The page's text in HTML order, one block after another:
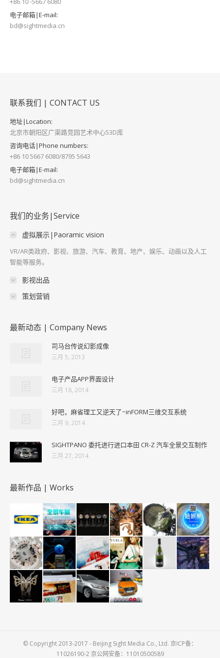
电子邮箱|E-mail:
bd@sightmedia.cn
联系我们 | CONTACT US
地址|Location:
北京市朝阳区广渠路竞园艺术中心53D库
咨询电话|Phone numbers:
+86 10 5667 6080/8795 5643
电子邮箱|E-mail:
bd@sightmedia.cn
我们的业务|Service
虚拟展示|Paoramic vision
VR/AR类政府、影视、旅游、汽车、教育、地产、娱乐、动画以及人工
智能等服务。
影视出品
策划营销
最新动态 | Company News
司马台传说幻影成像
三月 5, 2013
电子产品APP界面设计
三月 18, 2014
好吧，麻省理工又逆天了~inFORM三维交互系统
三月 9, 2014
SIGHTPANO 委托进行进口本田 CR-Z 汽车全景交互制作
三月 27, 2014
最新作品 | Works
© Copyright 2013-2017 - Beijing Sight Media Co., Ltd. 京ICP备：
11026190-2 京公网安备：11010500589